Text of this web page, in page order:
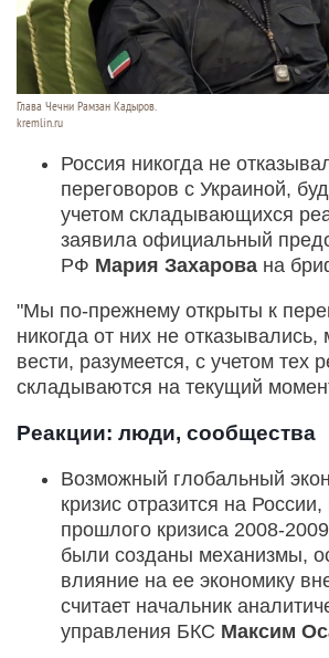
Глава Чечни Рамзан Кадыров.
kremlin.ru
Россия никогда не
переговоров с Украиной,
учетом складывающихся
заявила официальный
РФ Мария Захарова на
"Мы по-прежнему открыты к
никогда от них не
вести, разумеется, с учетом тех
складываются на текущий
Реакции: люди, сообщества
Возможный глобальный
кризис отразится на
прошлого кризиса 2008-
были созданы механизмы,
влияние на ее экономику
считает начальник
управления БКС Максим